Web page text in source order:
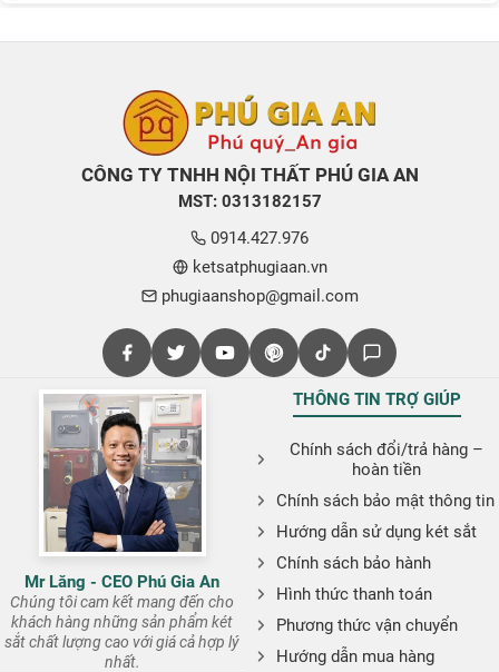
CÔNG TY TNHH NỘI THẤT PHÚ GIA AN
MST: 0313182157
0914.427.976
ketsatphugiaan.vn
phugiaanshop@gmail.com
Mr Lăng - CEO Phú Gia An
Chúng tôi cam kết mang đến cho
khách hàng những sản phẩm két
sắt chất lượng cao với giá cả hợp lý
nhất.
THÔNG TIN TRỢ GIÚP
Chính sách đổi/trả hàng –
hoàn tiền
Chính sách bảo mật thông tin
Hướng dẫn sử dụng két sắt
Chính sách bảo hành
Hình thức thanh toán
Phương thức vận chuyển
Hướng dẫn mua hàng